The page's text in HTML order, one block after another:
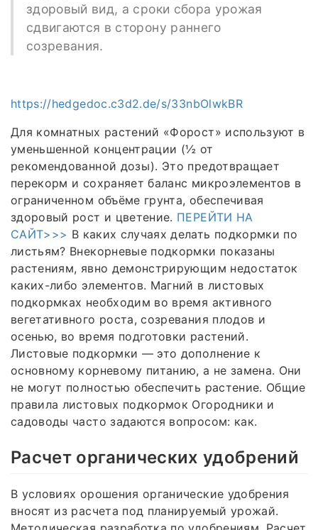
здоровый вид, а сроки сбора урожая
сдвигаются в сторону раннего
созревания.
https://hedgedoc.c3d2.de/s/33nbOlwkBR
Для комнатных растений «Форост» используют в
уменьшенной концентрации (½ от
рекомендованной дозы). Это предотвращает
перекорм и сохраняет баланс микроэлементов в
ограниченном объёме грунта, обеспечивая
здоровый рост и цветение. ПЕРЕЙТИ НА
САЙТ>>> В каких случаях делать подкормки по
листьям? Внекорневые подкормки показаны
растениям, явно демонстрирующим недостаток
каких-либо элементов. Магний в листовых
подкормках необходим во время активного
вегетативного роста, созревания плодов и
осенью, во время подготовки растений.
Листовые подкормки — это дополнение к
основному корневому питанию, а не замена. Они
не могут полностью обеспечить растение. Общие
правила листовых подкормок Огородники и
садоводы часто задаются вопросом: как.
Расчет органических удобрений
В условиях орошения органические удобрения
вносят из расчета под планируемый урожай.